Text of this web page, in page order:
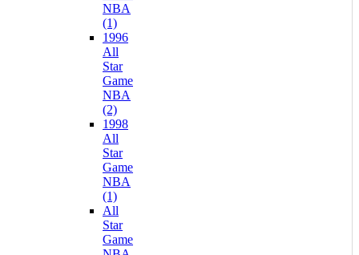
NBA
(1)
1996
All
Star
Game
NBA
(2)
1998
All
Star
Game
NBA
(1)
All
Star
Game